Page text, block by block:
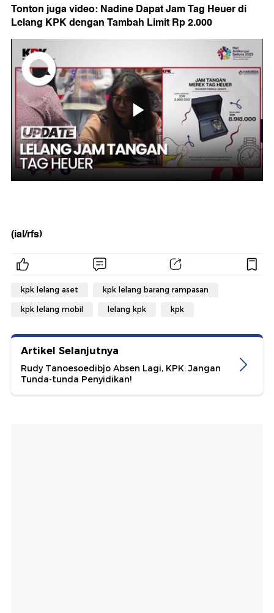
Tonton juga video: Nadine Dapat Jam Tag Heuer di
Lelang KPK dengan Tambah Limit Rp 2.000
(ial/rfs)
kpk lelang aset kpk lelang barang rampasan
kpk lelang mobil lelang kpk kpk
Artikel Selanjutnya
Rudy Tanoesoedibjo Absen Lagi, KPK: Jangan
Tunda-tunda Penyidikan!